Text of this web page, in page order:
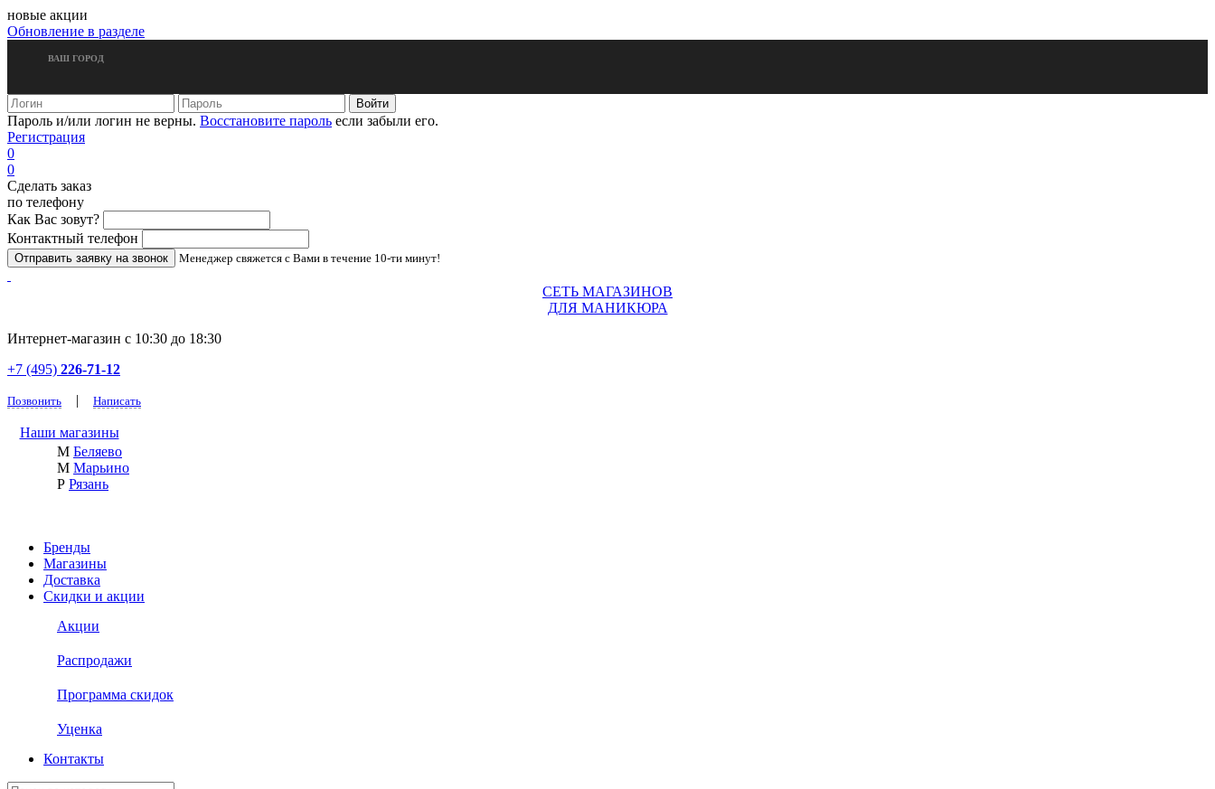
новые акции
Обновление в разделе
ВАШ ГОРОД
Пароль и/или логин не верны. Восстановите пароль если забыли его.
Регистрация
0
0
Сделать заказ
по телефону
Как Вас зовут?
Контактный телефон
Менеджер свяжется с Вами в течение 10-ти минут!
СЕТЬ МАГАЗИНОВ
ДЛЯ МАНИКЮРА
Интернет-магазин с 10:30 до 18:30
+7 (495) 226-71-12
Позвонить | Написать
Наши магазины
М Беляево
М Марьино
Р Рязань
Бренды
Магазины
Доставка
Скидки и акции
Акции
Распродажи
Программа скидок
Уценка
Контакты